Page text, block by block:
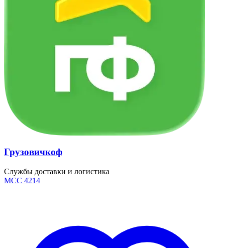
Грузовичкоф
Службы доставки и логистика
MCC 4214